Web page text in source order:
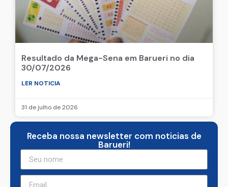
Resultado da Mega-Sena em Barueri no dia
30/07/2026
LER NOTICIA
31 de julho de 2026
Receba nossa newsletter com noticias de
Barueri!